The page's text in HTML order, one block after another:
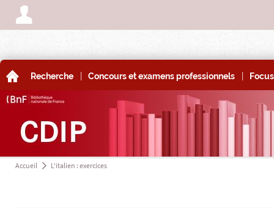
A
A Recherche | Concours et examens professionnels | Focus
Accueil a L'italien : exercices